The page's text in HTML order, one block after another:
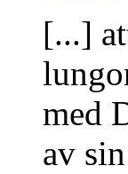
[...]
med
av